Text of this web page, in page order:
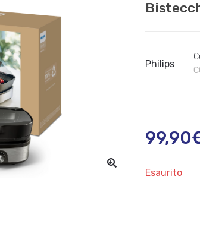
Philips
99,90
Esaurito